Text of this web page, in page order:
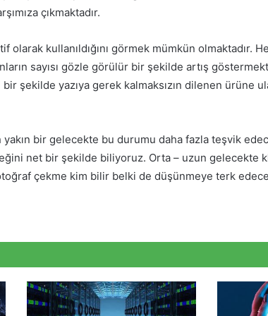
çıkmaktadır.
olarak kullanıldığını görmek mümkün olmaktadır.
sayısı gözle görülür bir şekilde artış
şekilde yazıya gerek kalmaksızın dilenen ürüne
yakın bir gelecekte bu durumu daha fazla teşvik
net bir şekilde biliyoruz. Orta – uzun gelecekte
çekme kim bilir belki de düşünmeye terk